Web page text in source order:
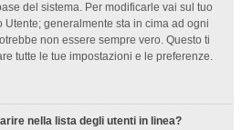
del sistema. Per modificarle vai sul tuo
Utente; generalmente sta in cima ad ogni
non essere sempre vero. Questo ti
tutte le tue impostazioni e le preferenze.
nella lista degli utenti in linea?